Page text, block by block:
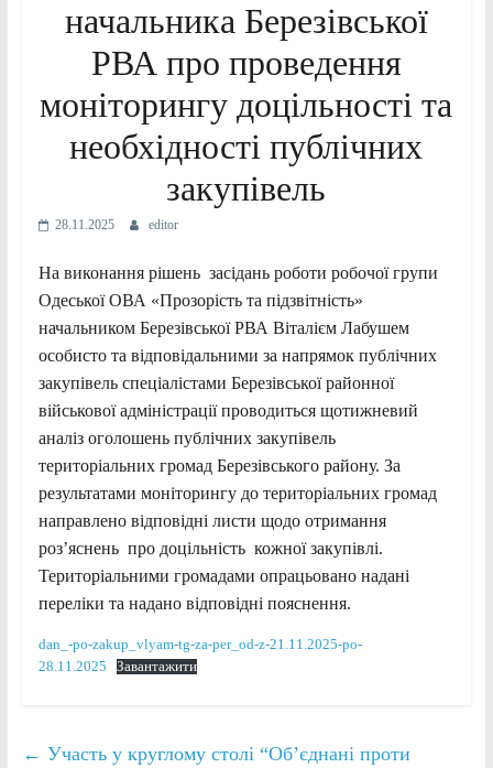
начальника Березівської
РВА про проведення
моніторингу доцільності та
необхідності публічних
закупівель
28.11.2025 editor
На виконання рішень засідань роботи робочої групи
Одеської ОВА «Прозорість та підзвітність»
начальником Березівської РВА Віталієм Лабушем
особисто та відповідальними за напрямок публічних
закупівель спеціалістами Березівської районної
військової адміністрації проводиться щотижневий
аналіз оголошень публічних закупівель
територіальних громад Березівського району. За
результатами моніторингу до територіальних громад
направлено відповідні листи щодо отримання
роз’яснень про доцільність кожної закупівлі.
Територіальними громадами опрацьовано надані
переліки та надано відповідні пояснення.
dan_-po-zakup_vlyam-tg-za-per_od-z-21.11.2025-po-
28.11.2025
Завантажити
← Участь у круглому столі “Об’єднані проти